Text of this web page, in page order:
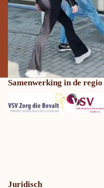
Samenwerking in de regio
Juridisch